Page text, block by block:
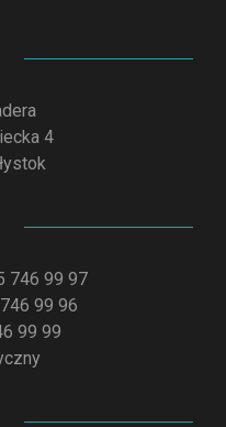
4
746 99 97
99 96
99 99